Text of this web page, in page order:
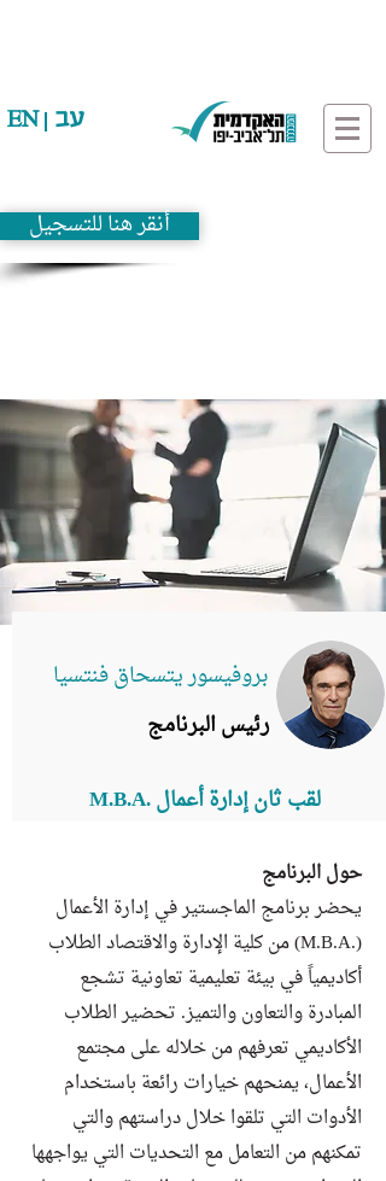
أنقر هنا للتسجيل
EN עב
لقب ثان إدارة أعمال .M.B.A
رئيس البرنامج
بروفيسور يتسحاق فنتسيا
حول البرنامج
يحضر برنامج الماجستير في إدارة الأعمال
(.M.B.A) من كلية الإدارة والاقتصاد الطلاب
أكاديمياً في بيئة تعليمية تعاونية تشجع
المبادرة والتعاون والتميز. تحضير الطلاب
الأكاديمي تعرفهم من خلاله على مجتمع
الأعمال، يمنحهم خيارات رائعة باستخدام
الأدوات التي تلقوا خلال دراستهم والتي
تمكنهم من التعامل مع التحديات التي يواجهها